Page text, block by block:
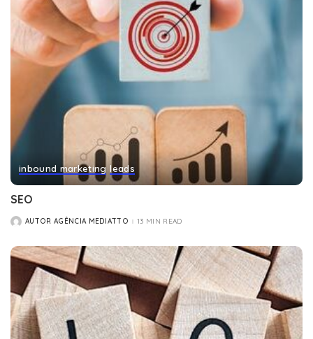
inbound marketing leads
SEO
POSTEDAUTOR AGÊNCIA MEDIATTO 13 MIN READ